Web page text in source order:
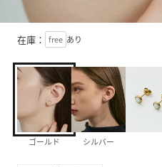
在庫： free あり
ゴールド シルバー